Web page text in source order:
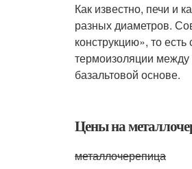
Как известно, печи и
разных диаметров.
конструкцию», то
термоизоляции между
базальтовой основе.
Цены на
металлочерепица